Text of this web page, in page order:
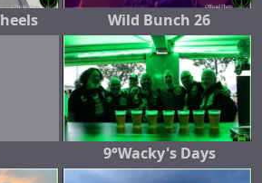
Wild Bunch 26
9°Wacky's Days